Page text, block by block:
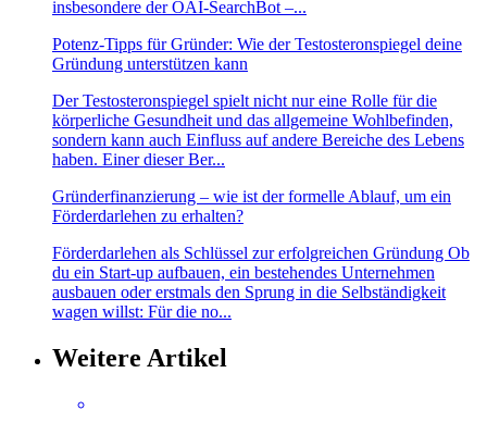
insbesondere der OAI-SearchBot –...
Potenz-Tipps für Gründer: Wie der Testosteronspiegel deine
Gründung unterstützen kann
Der Testosteronspiegel spielt nicht nur eine Rolle für die
körperliche Gesundheit und das allgemeine Wohlbefinden,
sondern kann auch Einfluss auf andere Bereiche des Lebens
haben. Einer dieser Ber...
Gründerfinanzierung – wie ist der formelle Ablauf, um ein
Förderdarlehen zu erhalten?
Förderdarlehen als Schlüssel zur erfolgreichen Gründung Ob
du ein Start-up aufbauen, ein bestehendes Unternehmen
ausbauen oder erstmals den Sprung in die Selbständigkeit
wagen willst: Für die no...
Weitere Artikel